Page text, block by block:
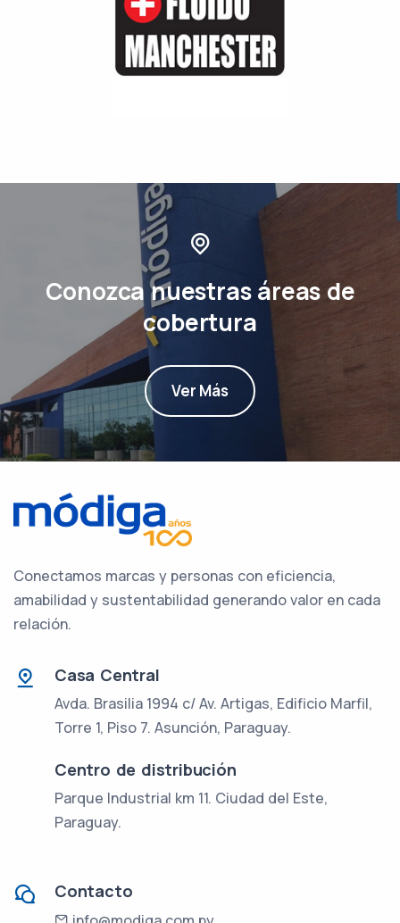
Conozca nuestras áreas de
cobertura
Ver Más
Conectamos marcas y personas con eficiencia,
amabilidad y sustentabilidad generando valor en cada
relación.
Casa Central
Avda. Brasilia 1994 c/ Av. Artigas, Edificio Marfil,
Torre 1, Piso 7. Asunción, Paraguay.
Centro de distribución
Parque Industrial km 11. Ciudad del Este,
Paraguay.
Contacto